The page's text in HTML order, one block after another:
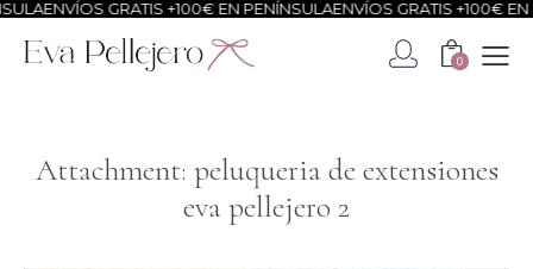
ENVÍOS GRATIS +100€ EN PENÍNSULAENVÍOS GRATIS +100€ EN
0
Attachment: peluqueria de extensiones
eva pellejero 2